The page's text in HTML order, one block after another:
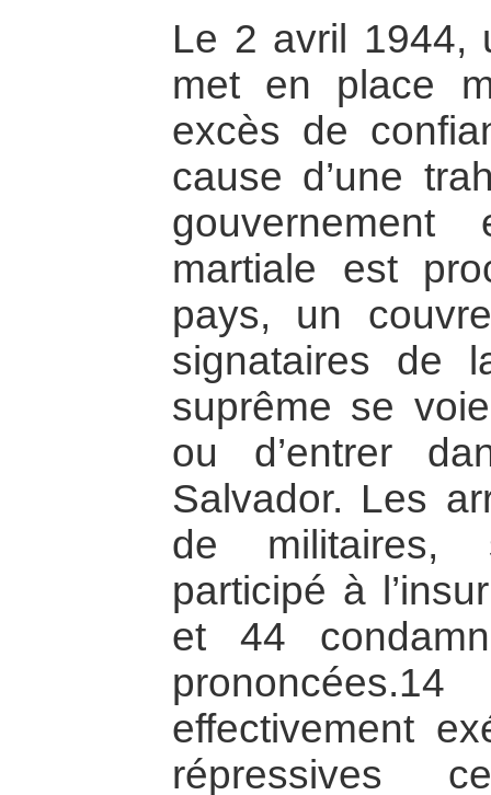
Le 2 avril 1944,
met en place
excès de
cause d’une
martiale est
pays, un
signataires de
suprême se
ou d’entrer
Salvador. Les
de militaires,
participé à
et 44
effectivement
répressives